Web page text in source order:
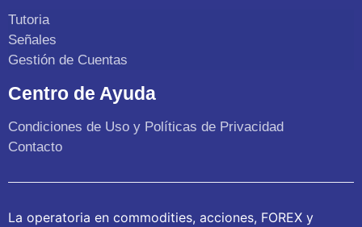
Tutoria
Señales
Gestión de Cuentas
Centro de Ayuda
Condiciones de Uso y Políticas de Privacidad
Contacto
La operatoria en commodities, acciones, FOREX y